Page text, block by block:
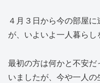
４月３日から今の部屋
が、いよいよ一人暮らし
最初の方は何かと不安だ
いましたが、今や一人